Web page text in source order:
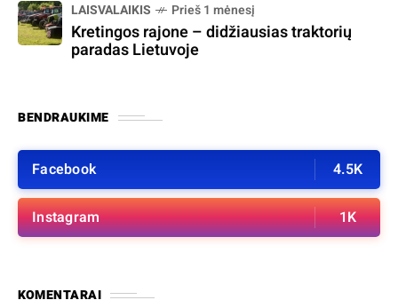
LAISVALAIKIS Prieš 1 mėnesį
Kretingos rajone – didžiausias traktorių
paradas Lietuvoje
BENDRAUKIME
Facebook 4.5K
Instagram 1K
KOMENTARAI